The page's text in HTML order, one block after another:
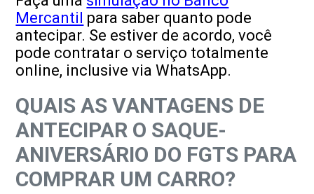
Mercantil para saber quanto pode
antecipar. Se estiver de acordo, você
pode contratar o serviço totalmente
online, inclusive via WhatsApp.
QUAIS AS VANTAGENS DE
ANTECIPAR O SAQUE-
ANIVERSÁRIO DO FGTS PARA
COMPRAR UM CARRO?